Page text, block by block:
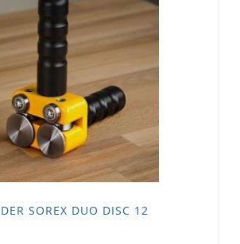
SOREX DUO DISC 12